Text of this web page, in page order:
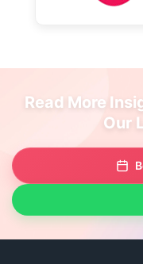
Read More
Our